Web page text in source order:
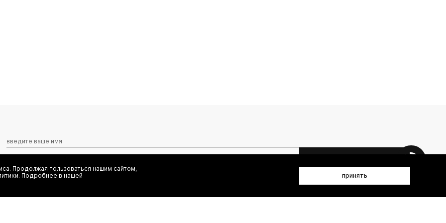
Я даю согласие на сбор, обработку и хранение моих персональных данных (имя, email, телефон) для получения рекламных и
Политикой конфиденциальности
Продолжая пользоваться нашим сайтом,
Подробнее в нашей
принять